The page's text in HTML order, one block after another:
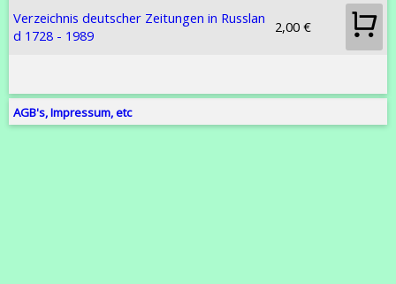
Verzeichnis deutscher Zeitungen in Russlan
d 1728 - 1989
2,00 €
AGB's, Impressum, etc